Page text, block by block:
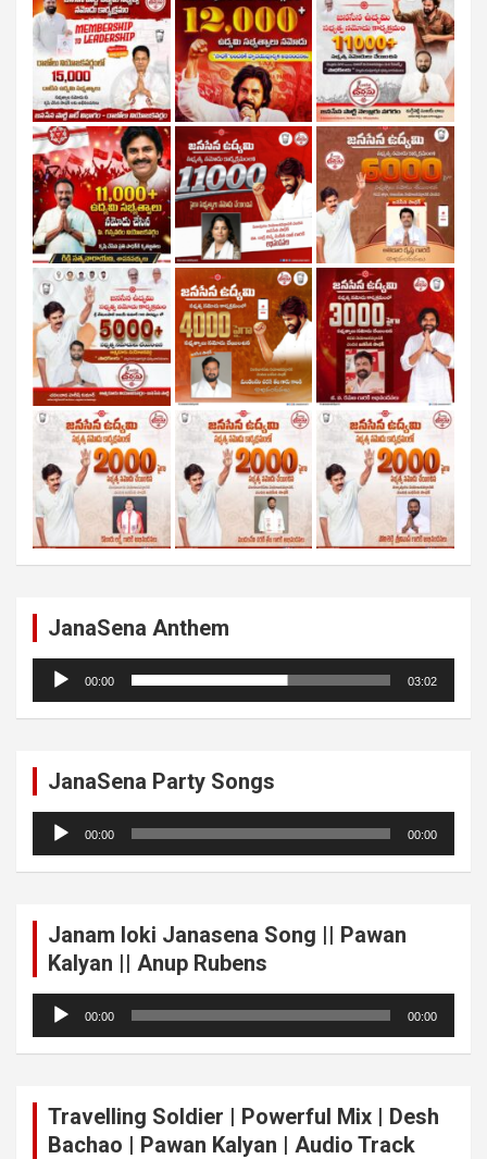
JanaSena Anthem
Audio
Player
00:00 03:02
JanaSena Party Songs
Audio
Player
00:00 00:00
Janam loki Janasena Song || Pawan
Kalyan || Anup Rubens
Audio
Player
00:00 00:00
Travelling Soldier | Powerful Mix | Desh
Bachao | Pawan Kalyan | Audio Track